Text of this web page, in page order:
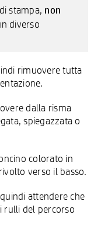
stampa, non
diverso
rimuovere tutta
dalla risma
spiegazzata o
colorato in
verso il basso.
attendere che
rulli del percorso